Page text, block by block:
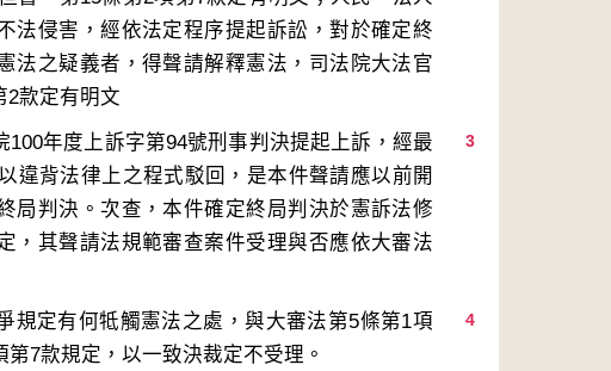
法侵害，經依法定程序提起訴訟，對於確定終
法之疑義者，得聲請解釋憲法，司法院大法官
3
年度上訴字第94號刑事判決提起上訴，經最
違背法律上之程式駁回，是本件聲請應以前開
局判決。次查，本件確定終局判決於憲訴法修
，其聲請法規範審查案件受理與否應依大審法
4
規定有何牴觸憲法之處，與大審法第5條第1項
7款規定，以一致決裁定不受理。